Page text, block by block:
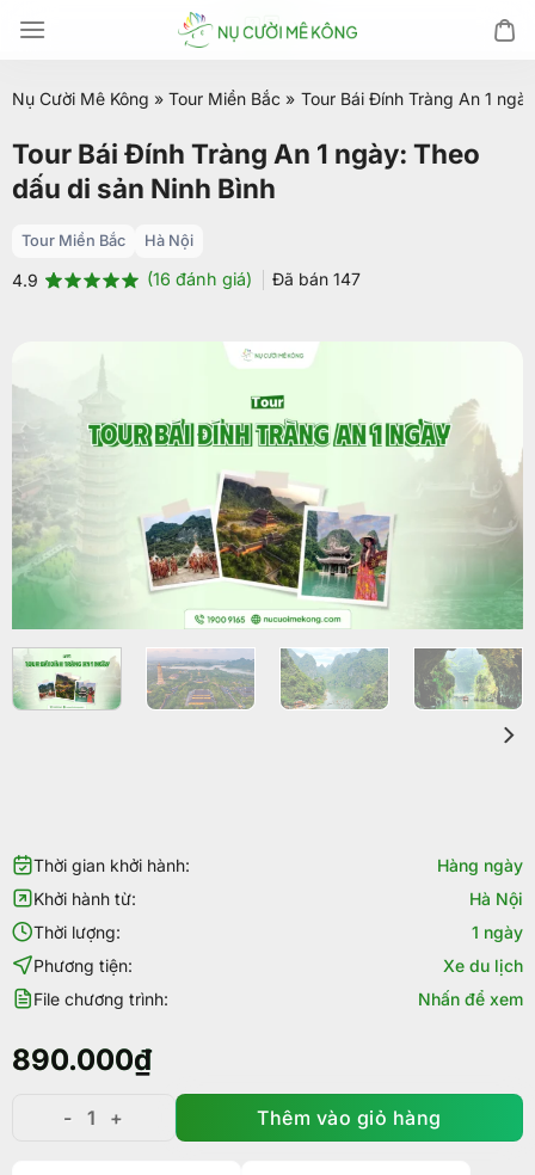
đến
dung
Nụ Cười Mê Kông » Tour Miền Bắc » Tour Bái Đính Tràng An 1
Tour Bái Đính Tràng An 1 ngày: Theo
dấu di sản Ninh Bình
Tour Miền Bắc Hà Nội
4.9 (16 đánh giá) Đã bán 147
Thời gian khởi hành:
Hàng ngày
Khởi hành từ:
Hà Nội
Thời lượng:
1 ngày
Phương tiện:
Xe du lịch
File chương trình:
Nhấn để xem
890.000₫
Tour Bái Đính Tràng An 1 ngày: Theo dấu di sản Ninh
Thêm vào giỏ hàng